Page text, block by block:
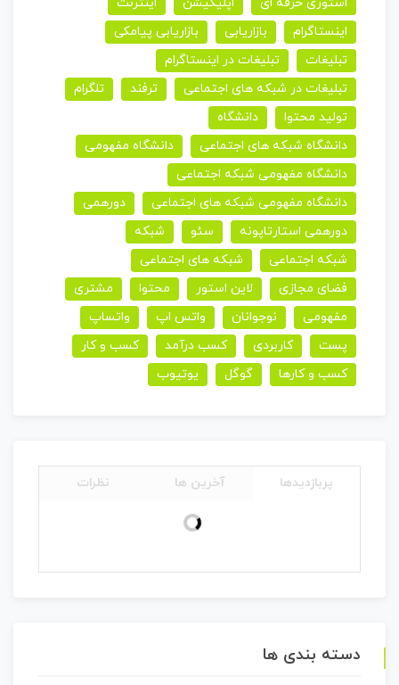
اینستاگرام
بازاریابی
بازاریابی پیامکی
تبلیغات
تبلیغات در اینستاگرام
تبلیغات در شبکه های اجتماعی
ترفند
تلگرام
تولید محتوا
دانشگاه
دانشگاه شبکه های اجتماعی
دانشگاه مفهومی
دانشگاه مفهومی شبکه اجتماعی
دانشگاه مفهومی شبکه های اجتماعی
دورهمی
دورهمی استارتاپونه
سئو
شبکه
شبکه اجتماعی
شبکه های اجتماعی
فضای مجازی
لاین استور محتوا
مشتری
مفهومی
نوجوانان واتس اپ
واتساپ
پست
کاربردی کسب درآمد
کسب و کار
کسب و کارها
گوگل یوتیوب
پربازدیدها آخرین ها نظرات
دسته بندی ها